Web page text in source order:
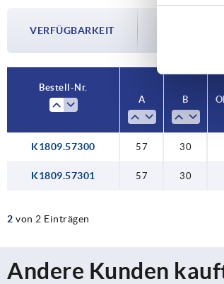
VERFÜGBARKEIT
Die
Bestell-Nr.
A
B
K1809.57300 57 30
K1809.57301 57 30
2 von 2 Einträgen
Andere Kunden